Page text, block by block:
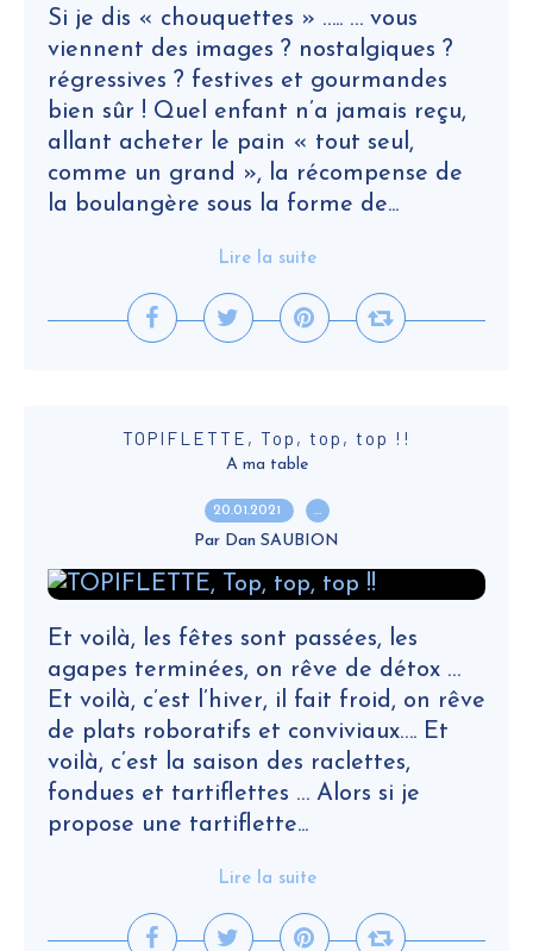
Si je dis « chouquettes » ….. … vous
viennent des images ? nostalgiques ?
régressives ? festives et gourmandes
bien sûr ! Quel enfant n’a jamais reçu,
allant acheter le pain « tout seul,
comme un grand », la récompense de
la boulangère sous la forme de...
Lire la suite
TOPIFLETTE, Top, top, top !!
A ma table
20.01.2021 …
Par Dan SAUBION
Et voilà, les fêtes sont passées, les
agapes terminées, on rêve de détox …
Et voilà, c’est l’hiver, il fait froid, on rêve
de plats roboratifs et conviviaux…. Et
voilà, c’est la saison des raclettes,
fondues et tartiflettes … Alors si je
propose une tartiflette...
Lire la suite